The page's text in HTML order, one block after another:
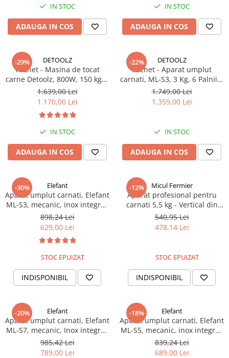
IN STOC
ADAUGA IN COS
IN STOC
ADAUGA IN COS
-29% DETOOLZ
Pachet - Masina de tocat
carne Detoolz, 800W, 150 kg/h
+ Aparat umplut carnati, 3 Kg
6 Palnii
1.639,00 Lei
1.170,00 Lei
IN STOC
ADAUGA IN COS
-22% DETOOLZ
Pachet - Aparat umplut
carnati, ML-S3, 3 Kg, 6 Palnii +
Masina tocat carne Detoolz,
800W, 150 kg/h Inox cu 2 site
1.749,00 Lei
1.359,00 Lei
IN STOC
ADAUGA IN COS
-30% Elefant
Aparat umplut carnati, Elefant
ML-S3, mecanic, inox integral,
3 Kg + 6 Palnii
898,24 Lei
629,00 Lei
STOC EPUIZAT
INDISPONIBIL
-12% Micul Fermier
Aparat profesional pentru
carnati 5,5 kg - Vertical din
INOX cu 6 palnii incluse
540,95 Lei
478,14 Lei
STOC EPUIZAT
INDISPONIBIL
-20% Elefant
Aparat umplut carnati, Elefant
ML-S7, mecanic, Inox integral,
7 Kg + 6 palnii
985,42 Lei
789,00 Lei
-18% Elefant
Aparat umplut carnati, Elefant
ML-S5, mecanic, inox integral,
5 Kg + 6 Palnii
839,24 Lei
689,00 Lei